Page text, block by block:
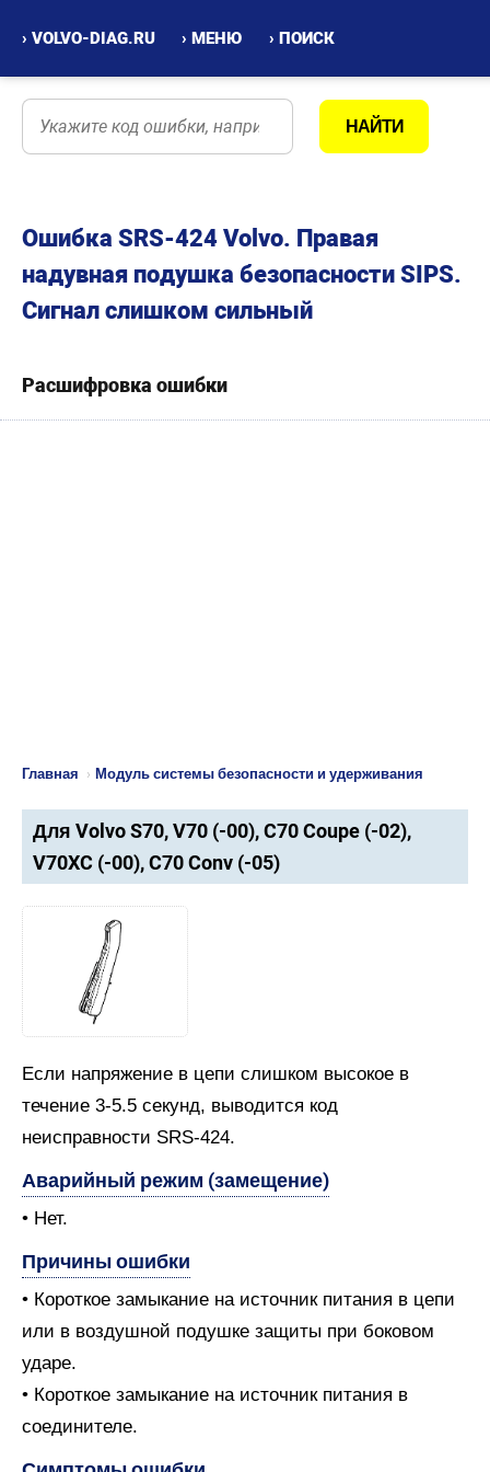
› VOLVO-DIAG.RU › МЕНЮ › ПОИСК
Ошибка SRS-424 Volvo. Правая
надувная подушка безопасности SIPS.
Сигнал слишком сильный
Расшифровка ошибки
Главная › Модуль системы безопасности и удерживания
Для Volvo S70, V70 (-00), C70 Coupe (-02),
V70XC (-00), C70 Conv (-05)
Если напряжение в цепи слишком высокое в
течение 3-5.5 секунд, выводится код
неисправности SRS-424.
Аварийный режим (замещение)
• Нет.
Причины ошибки
• Короткое замыкание на источник питания в цепи
или в воздушной подушке защиты при боковом
ударе.
• Короткое замыкание на источник питания в
соединителе.